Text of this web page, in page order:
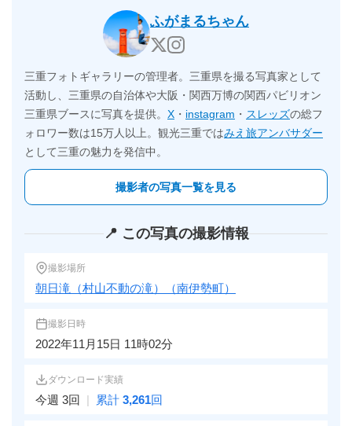
ふがまるちゃん
三重フォトギャラリーの管理者。三重県を撮る写真家として
活動し、三重県の自治体や大阪・関西万博の関西パビリオン
三重県ブースに写真を提供。 X ・ instagram ・ スレッズの総フ
ォロワー数は15万人以上。観光三重ではみえ旅アンバサダー
として三重の魅力を発信中。
撮影者の写真一覧を見る
📍 この写真の撮影情報
撮影場所
朝日滝（村山不動の滝）（南伊勢町）
撮影日時
2022年11月15日 11時02分
ダウンロード実績
今週 3回 | 累計 3,261回